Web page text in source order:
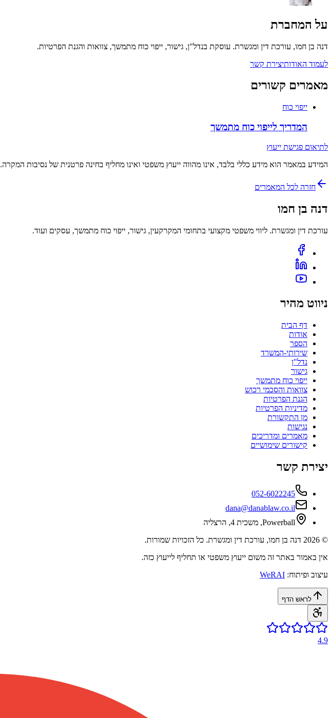
על המחברת
דנה בן חמו, עורכת דין ומגשרת. עוסקת בנדל"ן, גישור, ייפוי כוח מתמשך, צוואות והגנת הפרטיות.
לעמוד האודותיצירת קשר
מאמרים קשורים
ייפוי כוח
המדריך לייפוי כוח מתמשך
לתיאום פגישת ייעוץ
המידע במאמר הוא מידע כללי בלבד, אינו מהווה ייעוץ משפטי ואינו מחליף בחינה פרטנית של נסיבות המקרה.
חזרה לכל המאמרים
דנה בן חמו
עורכת דין ומגשרת. ליווי משפטי מקצועי בתחומי המקרקעין, גישור, ייפוי כוח מתמשך, עסקים ועוד.
ניווט מהיר
דף הבית
אודות
הספר
שירותי-המשרד
נדל"ן
גישור
ייפוי כוח מתמשך
צוואות והסכמי רכוש
הגנת הפרטיות
מדיניות הפרטיות
מן התקשורת
נגישות
מאמרים ומדריכים
קישורים שימושיים
יצירת קשר
052-6022245
dana@danablaw.co.il
Powerball, משכית 4, הרצליה
©
2026 דנה בן חמו, עורכת דין ומגשרת. כל הזכויות שמורות.
אין באמור באתר זה משום ייעוץ משפטי או תחליף לייעוץ כזה.
עיצוב ופיתוח: WeRAI
לראש הדף
4.9